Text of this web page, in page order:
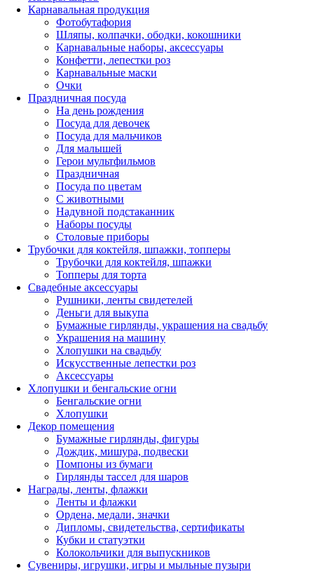
Карнавальная продукция
Фотобутафория
Шляпы, колпачки, ободки, кокошники
Карнавальные наборы, аксессуары
Конфетти, лепестки роз
Карнавальные маски
Очки
Праздничная посуда
На день рождения
Посуда для девочек
Посуда для мальчиков
Для малышей
Герои мультфильмов
Праздничная
Посуда по цветам
С животными
Надувной подстаканник
Наборы посуды
Столовые приборы
Трубочки для коктейля, шпажки, топперы
Трубочки для коктейля, шпажки
Топперы для торта
Свадебные аксессуары
Рушники, ленты свидетелей
Деньги для выкупа
Бумажные гирлянды, украшения на свадьбу
Украшения на машину
Хлопушки на свадьбу
Искусственные лепестки роз
Аксессуары
Хлопушки и бенгальские огни
Бенгальские огни
Хлопушки
Декор помещения
Бумажные гирлянды, фигуры
Дождик, мишура, подвески
Помпоны из бумаги
Гирлянды тассел для шаров
Награды, ленты, флажки
Ленты и флажки
Ордена, медали, значки
Дипломы, свидетельства, сертификаты
Кубки и статуэтки
Колокольчики для выпускников
Сувениры, игрушки, игры и мыльные пузыри